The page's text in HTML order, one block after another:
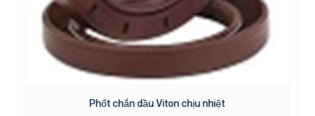
Phốt chắn dầu Viton chịu nhiệt